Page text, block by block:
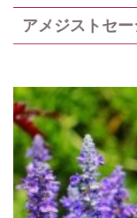
アメジストセー